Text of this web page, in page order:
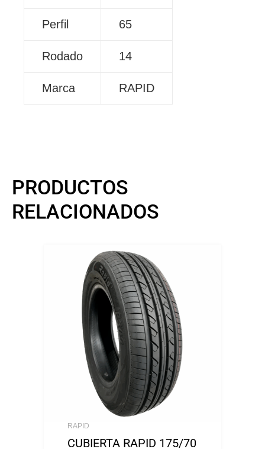
Perfil 65
Rodado 14
Marca RAPID
PRODUCTOS
RELACIONADOS
RAPID
CUBIERTA RAPID 175/70